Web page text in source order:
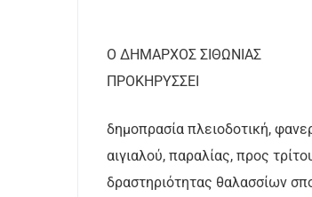
Ο ΔΗΜΑΡΧΟΣ ΣΙΘΩΝΙΑΣ
ΠΡΟΚΗΡΥΣΣΕΙ
δημοπρασία πλειοδοτική,
αιγιαλού, παραλίας, προς
δραστηριότητας θαλασσίων